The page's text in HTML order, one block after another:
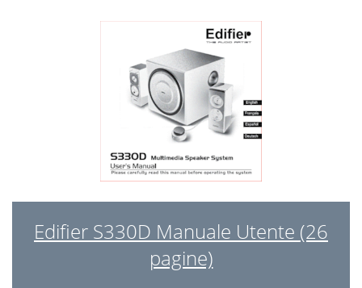
Edifier S330D Manuale Utente (26
pagine)